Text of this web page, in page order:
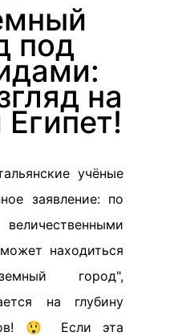
под
на
учёные
заявление: по
находиться
город",
на глубину
😲 Если эта